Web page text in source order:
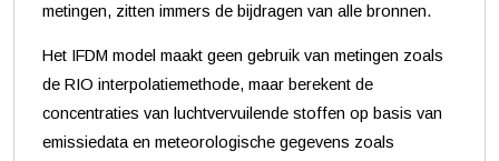
metingen, zitten immers de bijdragen van alle bronnen.
Het IFDM model maakt geen gebruik van metingen zoals
de RIO interpolatiemethode, maar berekent de
concentraties van luchtvervuilende stoffen op basis van
emissiedata en meteorologische gegevens zoals